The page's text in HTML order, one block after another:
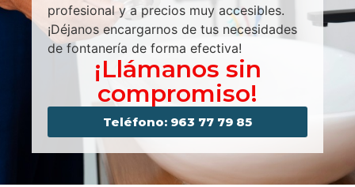
profesional y a precios muy accesibles.
¡Déjanos encargarnos de tus necesidades
de fontanería de forma efectiva!
¡Llámanos sin
compromiso!
Teléfono: 963 77 79 85